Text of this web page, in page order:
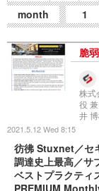
month
1
脆
株式
役
井
2021.5.12 Wed 8:15
彷彿 Stuxnet／セ
調達史上最高／サ
ベストプラクティ
PREMIUM